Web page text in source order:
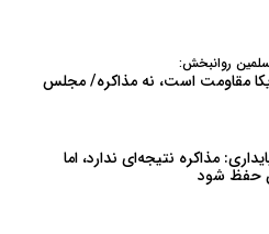
روانبخش:
مقاومت است، نه مذاکره/ مجلس
مذاکره نتیجه‌ای ندارد، اما
حفظ شود